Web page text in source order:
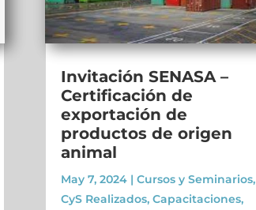
Invitación SENASA –
Certificación de
exportación de
productos de origen
animal
May 7, 2024 |Cursos y Seminarios,
CyS Realizados,Capacitaciones,